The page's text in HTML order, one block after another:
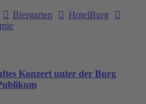
Biergarten
HotelBurg
Konzert unter der Burg